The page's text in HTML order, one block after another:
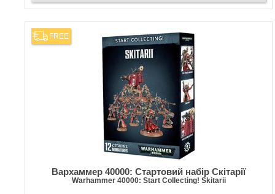
FREE
Вархаммер 40000: Стартовий набір Скітарії
Warhammer 40000: Start Collecting! Skitarii